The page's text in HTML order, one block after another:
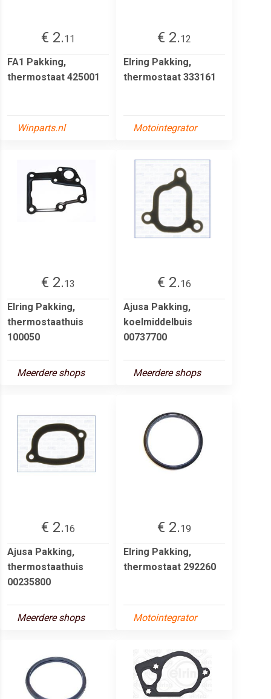
€ 2.11
FA1 Pakking,
thermostaat 425001
Winparts.nl
€ 2.12
Elring Pakking,
thermostaat 333161
Motointegrator
€ 2.13
Elring Pakking,
thermostaathuis
100050
Meerdere shops
€ 2.16
Ajusa Pakking,
koelmiddelbuis
00737700
Meerdere shops
€ 2.16
Ajusa Pakking,
thermostaathuis
00235800
Meerdere shops
€ 2.19
Elring Pakking,
thermostaat 292260
Motointegrator